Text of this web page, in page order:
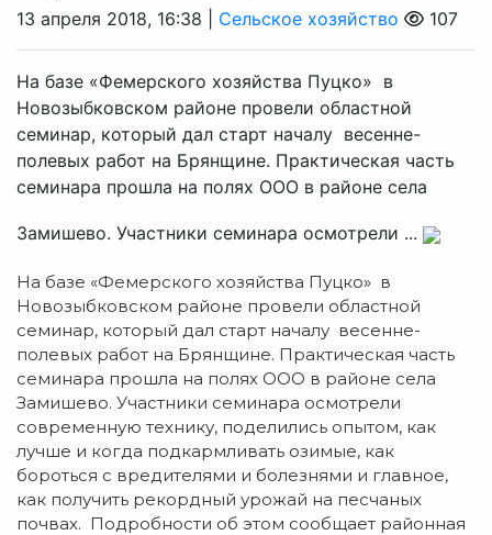
13 апреля 2018, 16:38 | Сельское хозяйство 107
На базе «Фемерского хозяйства Пуцко» в
Новозыбковском районе провели областной
семинар, который дал старт началу весенне-
полевых работ на Брянщине. Практическая часть
семинара прошла на полях ООО в районе села
Замишево. Участники семинара осмотрели ...
На базе «Фемерского хозяйства Пуцко» в
Новозыбковском районе провели областной
семинар, который дал старт началу весенне-
полевых работ на Брянщине. Практическая часть
семинара прошла на полях ООО в районе села
Замишево. Участники семинара осмотрели
современную технику, поделились опытом, как
лучше и когда подкармливать озимые, как
бороться с вредителями и болезнями и главное,
как получить рекордный урожай на песчаных
почвах. Подробности об этом сообщает районная